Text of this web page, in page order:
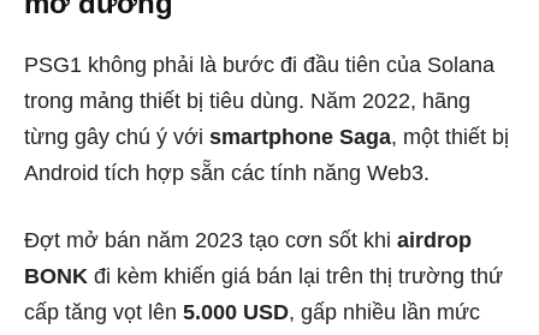
PSG1 không phải là bước đi đầu tiên của Solana
trong mảng thiết bị tiêu dùng. Năm 2022, hãng
từng gây chú ý với smartphone Saga, một thiết bị
Android tích hợp sẵn các tính năng Web3.
Đợt mở bán năm 2023 tạo cơn sốt khi airdrop
BONK đi kèm khiến giá bán lại trên thị trường thứ
cấp tăng vọt lên 5.000 USD, gấp nhiều lần mức